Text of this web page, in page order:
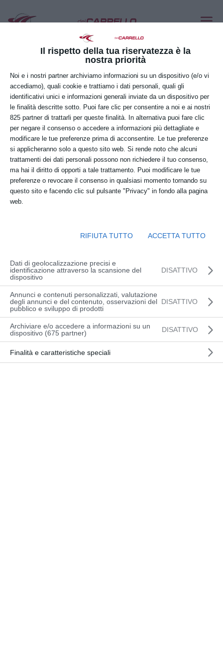
Il rispetto della tua riservatezza è la
nostra priorità
Noi e i nostri partner archiviamo informazioni su un dispositivo (e/o vi
accediamo), quali cookie e trattiamo i dati personali, quali gli
identificativi unici e informazioni generali inviate da un dispositivo per
le finalità descritte sotto. Puoi fare clic per consentire a noi e ai nostri
825 partner di trattarli per queste finalità. In alternativa puoi fare clic
per negare il consenso o accedere a informazioni più dettagliate e
modificare le tue preferenze prima di acconsentire. Le tue preferenze
si applicheranno solo a questo sito web. Si rende noto che alcuni
trattamenti dei dati personali possono non richiedere il tuo consenso,
ma hai il diritto di opporti a tale trattamento. Puoi modificare le tue
preferenze o revocare il consenso in qualsiasi momento tornando su
questo sito e facendo clic sul pulsante "Privacy" in fondo alla pagina
web.
RIFIUTA TUTTO ACCETTA TUTTO
Dati di geolocalizzazione precisi e
identificazione attraverso la scansione del
dispositivo
DISATTIVO
Annunci e contenuti personalizzati, valutazione
degli annunci e del contenuto, osservazioni del
pubblico e sviluppo di prodotti
DISATTIVO
Archiviare e/o accedere a informazioni su un
dispositivo (675 partner)
DISATTIVO
Finalità e caratteristiche speciali
Dic 20, 2018